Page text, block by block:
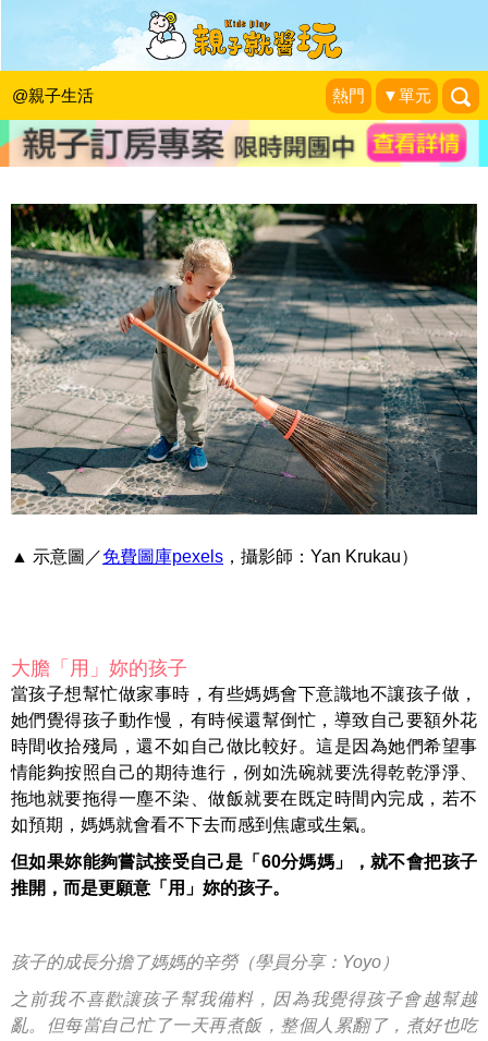
@親子生活 熱門 ▼單元
大膽「用」妳的孩子 - 我不是媽媽，是
家庭CEO
幸福文化|2024-09-06
▲ 示意圖／免費圖庫pexels ，攝影師：Yan Krukau）
大膽「用」妳的孩子
當孩子想幫忙做家事時，有些媽媽會下意識地不讓孩子做，
她們覺得孩子動作慢，有時候還幫倒忙，導致自己要額外花
時間收拾殘局，還不如自己做比較好。這是因為她們希望事
情能夠按照自己的期待進行，例如洗碗就要洗得乾乾淨淨、
拖地就要拖得一塵不染、做飯就要在既定時間內完成，若不
如預期，媽媽就會看不下去而感到焦慮或生氣。
但如果妳能夠嘗試接受自己是「60分媽媽」，就不會把孩子
推開，而是更願意「用」妳的孩子。
孩子的成長分擔了媽媽的辛勞（學員分享：Yoyo）
之前我不喜歡讓孩子幫我備料，因為我覺得孩子會越幫越
亂。但每當自己忙了一天再煮飯，整個人累翻了，煮好也吃